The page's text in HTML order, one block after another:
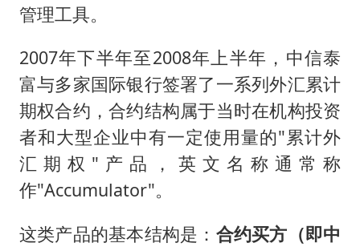
管理工具。
2007年下半年至2008年上半年，中信泰
富与多家国际银行签署了一系列外汇累计
期权合约，合约结构属于当时在机构投资
者和大型企业中有一定使用量的"累计外
汇期权"产品，英文名称通常称
作"Accumulator"。
这类产品的基本结构是： 合约买方（即中